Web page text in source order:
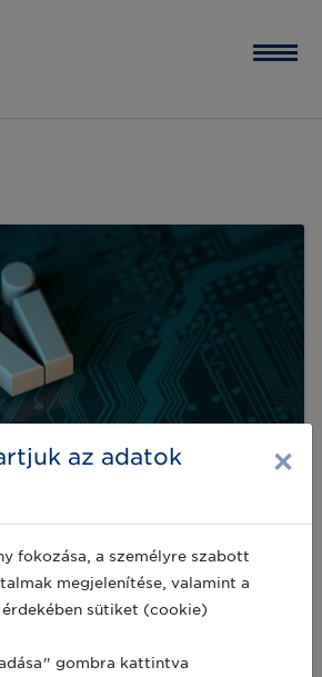
szabályozás
tehetnek a
az EU mesterséges
(EU AI Act –
amely az első átfogó
szabályozás a
célja, hogy biztonságos,
az adatok
×
fokozása, a személyre szabott
megjelenítése, valamint a
sütiket (cookie)
gombra kattintva